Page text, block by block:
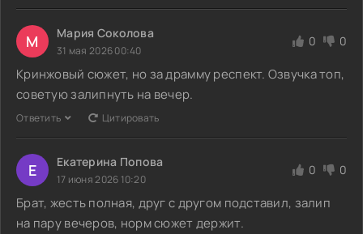
М Мария Соколова
31 мая 2026 00:40
0 0
Кринжовый сюжет, но за драмму респект. Озвучка топ,
советую залипнуть на вечер.
Ответить Цитировать
Е Екатерина Попова
17 июня 2026 10:20
0 0
Брат, жесть полная, друг с другом подставил, залип
на пару вечеров, норм сюжет держит.